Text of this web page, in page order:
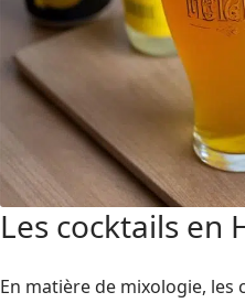
Les cocktails en
En matière de mixologie,